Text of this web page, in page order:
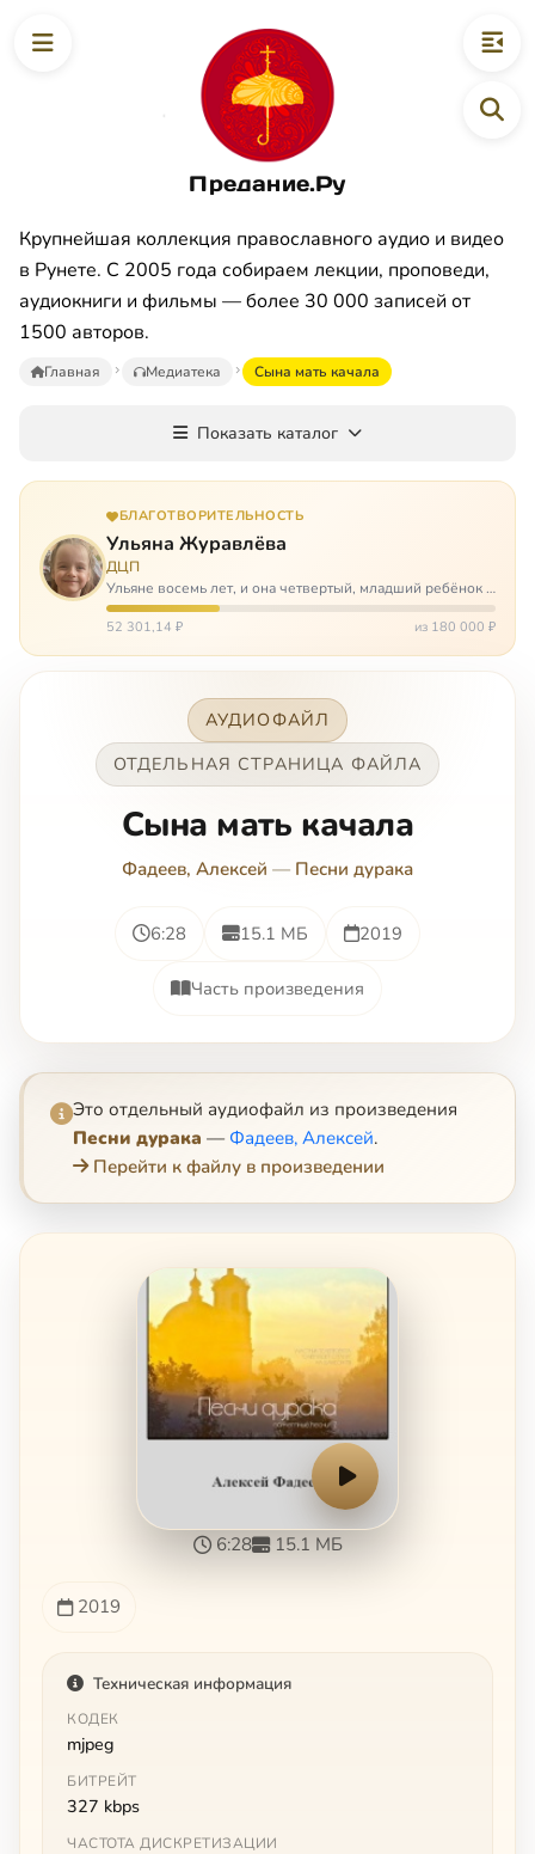
Предание.Ру
Крупнейшая коллекция православного аудио и видео
в Рунете. С 2005 года собираем лекции, проповеди,
аудиокниги и фильмы — более 30 000 записей от
1500 авторов.
Главная Медиатека Сына мать качала
Показать каталог
БЛАГОТВОРИТЕЛЬНОСТЬ
Ульяна Журавлёва
ДЦП
Ульяне восемь лет, и она четвертый, младший ребёнок в
многодетной семье. И с самого рождения Ульяну лечат.
Несколько операций, ежедневные процедуры,
52 301,14 ₽ из 180 000 ₽
АУДИОФАЙЛ
ОТДЕЛЬНАЯ СТРАНИЦА ФАЙЛА
Сына мать качала
Фадеев, Алексей — Песни дурака
6:28 15.1 МБ 2019
Часть произведения
Это отдельный аудиофайл из произведения
Песни дурака — Фадеев, Алексей.
Перейти к файлу в произведении
6:28 15.1 МБ
2019
Техническая информация
КОДЕК
mjpeg
БИТРЕЙТ
327 kbps
ЧАСТОТА ДИСКРЕТИЗАЦИИ